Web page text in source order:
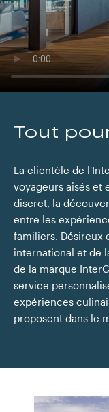
Tout
La clientèle de
voyageurs aisés et
discret, la
entre les
familiers. Désireux
international et de
de la marque
service
expériences
proposent dans le